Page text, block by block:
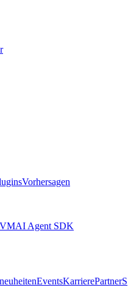
Vorhersagen
AI Agent SDK
EventsKarrierePartnerS